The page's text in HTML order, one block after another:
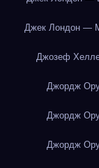
Джек Лондон —
Джозеф
Джордж
Джордж
Джордж